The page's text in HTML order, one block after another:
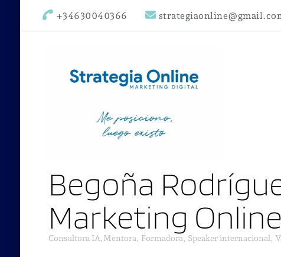
+34630040366
Begoña
Marketing
Consultora IA,Mentora, Formadora, Speaker internacional,